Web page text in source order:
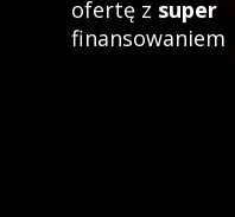
ofertę z super
finansowaniem